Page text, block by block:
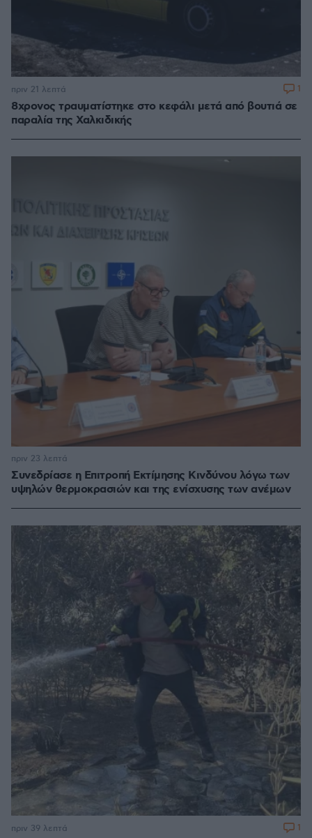
8χρονος τραυματίστηκε στο κεφάλι μετά από βουτιά σε
παραλία της Χαλκιδικής
πριν 21 λεπτά 1
Συνεδρίασε η Επιτροπή Εκτίμησης Κινδύνου λόγω των
υψηλών θερμοκρασιών και της ενίσχυσης των ανέμων
πριν 23 λεπτά
πριν 39 λεπτά 1